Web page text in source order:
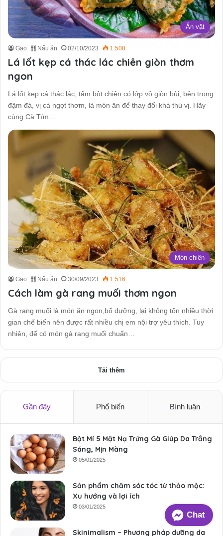
Ăn vặt
Gạo Nấu ăn 02/10/2023 1.508
Lá lốt kẹp cá thác lác chiên giòn thơm
ngon
Lá lốt kẹp cá thác lác, tẩm bột chiên có lớp vỏ giòn bùi, bên trong
đậm đà, vị cá ngọt thơm, là món ăn để thay đổi khá thú vị. Hãy
cùng Cà Tím…
Món chiên
Gạo Nấu ăn 30/09/2023 1.516
Cách làm gà rang muối thơm ngon
Gà rang muối là món ăn ngon,bổ dưỡng, lại không tốn nhiều thời
gian chế biến nên được rất nhiều chị em nội trợ yêu thích. Tuy
nhiên, để có món gà rang muối chuẩn…
Tải thêm
Gần đây Phổ biến Bình luận
Bật Mí 5 Mặt Nạ Trứng Gà Giúp Da Trắng
Sáng, Mịn Màng
05/01/2025
Sản phẩm chăm sóc tóc từ thảo mộc:
Xu hướng và lợi ích
03/01/2025
Skinimalism – Phương pháp dưỡng da
Chat